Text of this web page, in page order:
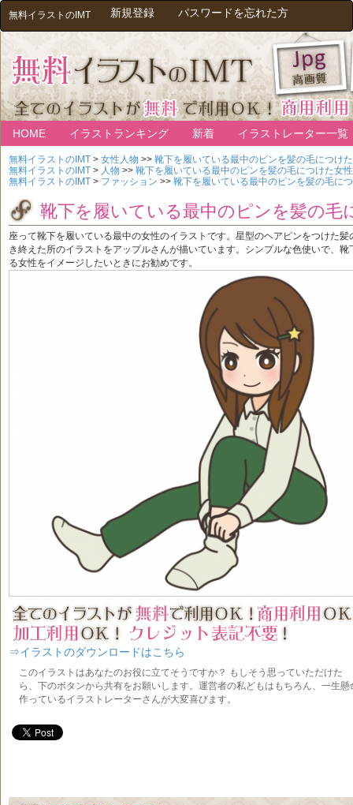
無料イラストのIMT 新規登録 パスワードを忘れた方
HOME イラストランキング 新着 イラストレーター一覧
無料イラストのIMT > 女性人物 >> 靴下を履いている最中のピンを髪の毛につけ
無料イラストのIMT > 人物 >> 靴下を履いている最中のピンを髪の毛につけた女
無料イラストのIMT > ファッション >> 靴下を履いている最中のピンを髪の毛に
靴下を履いている最中のピンを髪の毛
座って靴下を履いている最中の女性のイラストです。星型のヘアピンをつけた
き終えた所のイラストをアップルさんが描いています。シンプルな色使いで、
る女性をイメージしたいときにお勧めです。
⇒イラストのダウンロードはこちら